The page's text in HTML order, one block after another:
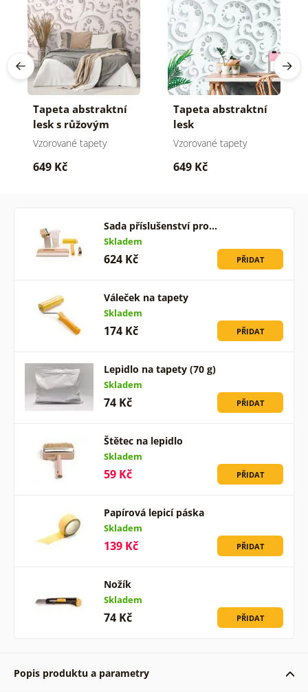
Tapeta abstraktní
lesk s růžovým
nádechem
Vzorované tapety
649 Kč
Tapeta abstraktní
lesk
Vzorované tapety
649 Kč
Sada příslušenství pro…
Skladem
624 Kč PŘIDAT
Váleček na tapety
Skladem
174 Kč PŘIDAT
Lepidlo na tapety (70 g)
Skladem
74 Kč PŘIDAT
Štětec na lepidlo
Skladem
59 Kč PŘIDAT
Papírová lepicí páska
Skladem
139 Kč PŘIDAT
Nožík
Skladem
74 Kč PŘIDAT
Popis produktu a parametry